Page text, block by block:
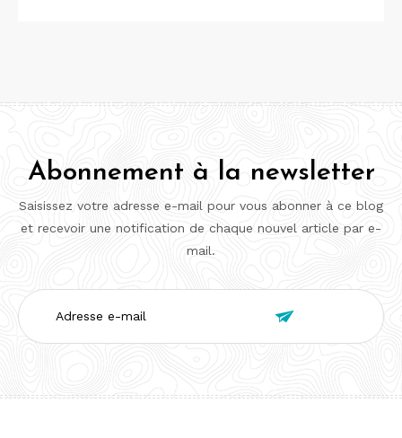
Abonnement à la newsletter
Saisissez votre adresse e-mail pour vous abonner à ce blog
et recevoir une notification de chaque nouvel article par e-
mail.
Adresse
e-
mail
